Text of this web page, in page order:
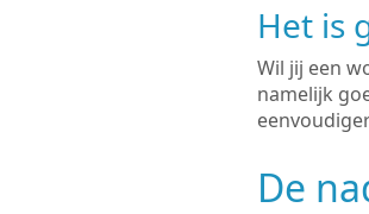
Het is
Wil jij een
namelijk
De